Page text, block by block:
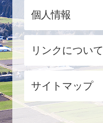
個人情報
リンクについて
サイトマップ